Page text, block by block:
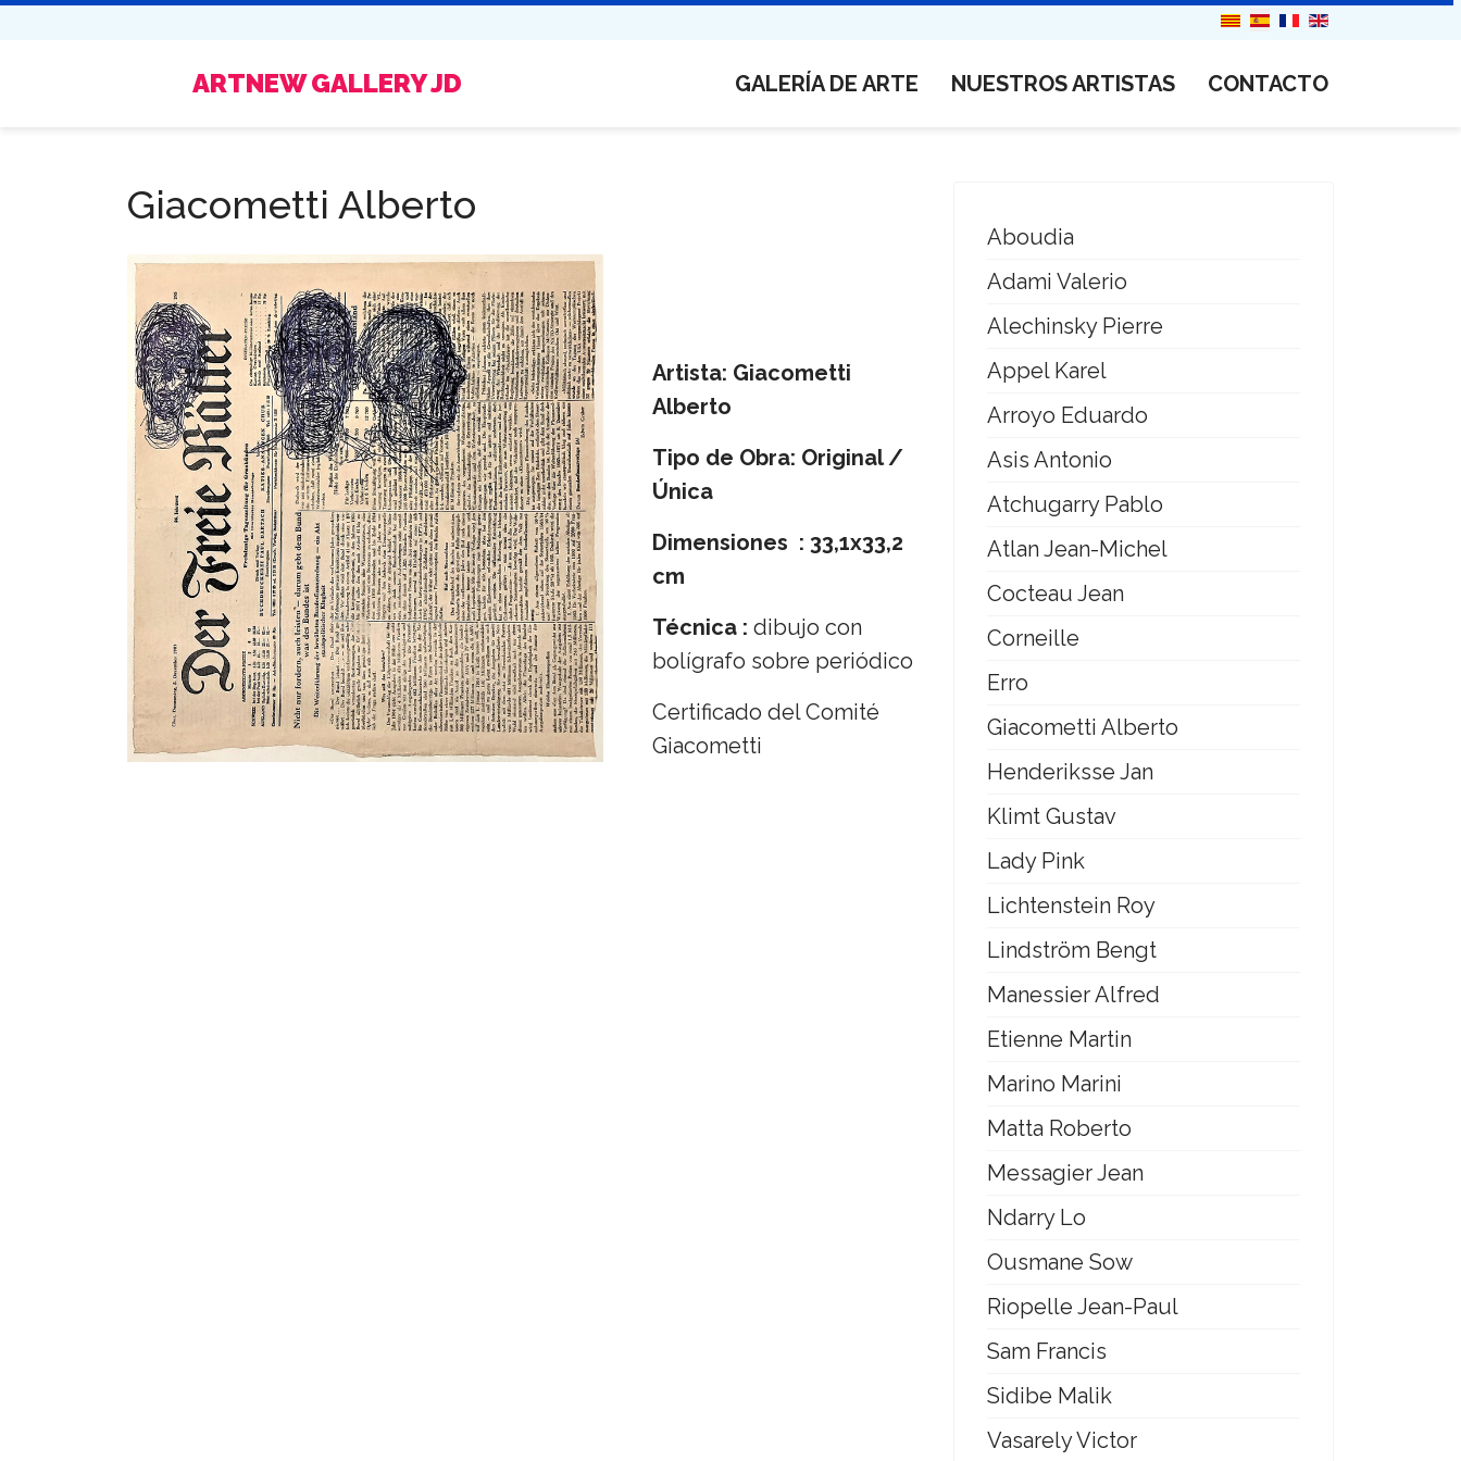
ARTNEW GALLERY JD GALERÍA DE ARTE NUESTROS ARTISTAS CONTACTO
Giacometti Alberto
Artista: Giacometti
Alberto
Tipo de Obra: Original /
Única
Dimensiones : 33,1x33,2
cm
Técnica : dibujo con
bolígrafo sobre periódico
Certificado del Comité
Giacometti
Aboudia
Adami Valerio
Alechinsky Pierre
Appel Karel
Arroyo Eduardo
Asis Antonio
Atchugarry Pablo
Atlan Jean-Michel
Cocteau Jean
Corneille
Erro
Giacometti Alberto
Henderiksse Jan
Klimt Gustav
Lady Pink
Lichtenstein Roy
Lindström Bengt
Manessier Alfred
Etienne Martin
Marino Marini
Matta Roberto
Messagier Jean
Ndarry Lo
Ousmane Sow
Riopelle Jean-Paul
Sam Francis
Sidibe Malik
Vasarely Victor